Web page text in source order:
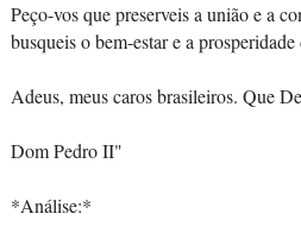
Peço-vos que preserveis a união e a
busqueis o bem-estar e a prosperidade
Adeus, meus caros brasileiros. Que
Dom Pedro II"
*Análise:*